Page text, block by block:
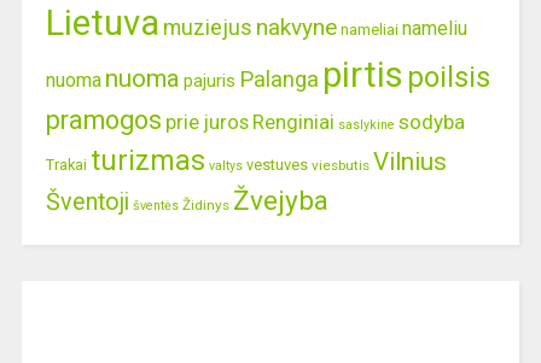
Lietuva muziejus nakvyne nameliai nameliu
nuoma nuoma pajuris Palanga pirtis poilsis
pramogos prie juros Renginiai saslykine sodyba
Trakai turizmas valtys vestuves viesbutis Vilnius
Šventoji šventės Židinys Žvejyba